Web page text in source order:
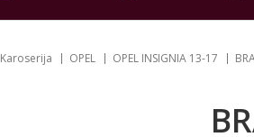
Karoserija OPEL OPEL INSIGNIA 13-17